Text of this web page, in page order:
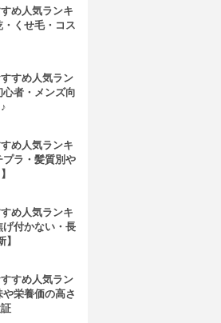
め人気ランキ
くせ毛・コス
すめ人気ラン
者・メンズ向
め人気ランキ
ラ・髪質別や
め人気ランキ
付かない・長
すめ人気ラン
栄養価の高さ